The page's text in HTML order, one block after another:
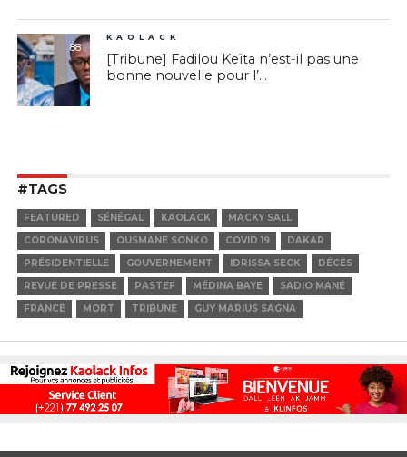
88
KAOLACK
[Tribune] Fadilou Keïta n’est-il pas une
bonne nouvelle pour l’...
#TAGS
FEATURED SÉNÉGAL KAOLACK
MACKY SALL
CORONAVIRUS
OUSMANE SONKO COVID 19
DAKAR
PRÉSIDENTIELLE
GOUVERNEMENT IDRISSA SECK
DÉCÈS
REVUE DE PRESSE
PASTEF MÉDINA BAYE
SADIO MANÉ
FRANCE
MORT TRIBUNE GUY MARIUS SAGNA